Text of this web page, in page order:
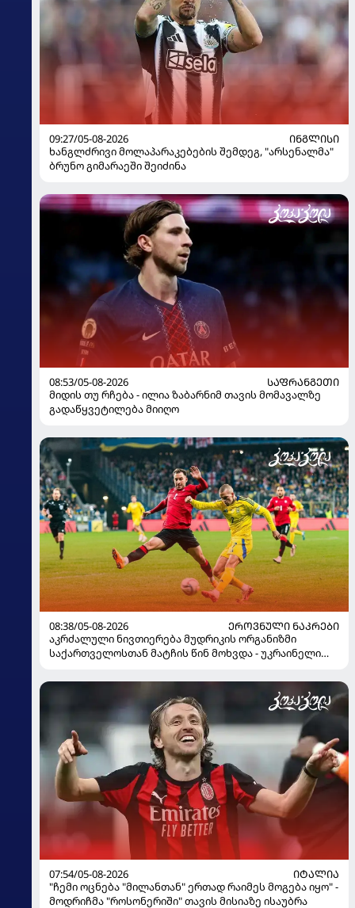
09:27/05-08-2026
ᲘᲜᲒᲚᲘᲡᲘ
ხანგლძრივი მოლაპარაკებების შემდეგ, "არსენალმა"
ბრუნო გიმარაეში შეიძინა
08:53/05-08-2026
ᲡᲐᲤᲠᲐᲜᲒᲔᲗᲘ
მიდის თუ რჩება - ილია ზაბარნიმ თავის მომავალზე
გადაწყვეტილება მიიღო
08:38/05-08-2026
ᲔᲠᲝᲕᲜᲣᲚᲘ ᲜᲐᲙᲠᲔᲑᲘ
აკრძალული ნივთიერება მუდრიკის ორგანიზმი
საქართველოსთან მატჩის წინ მოხვდა - უკრაინელი
ინფორმაციას ავრცელებს
07:54/05-08-2026
ᲘᲢᲐᲚᲘᲐ
"ჩემი ოცნება "მილანთან" ერთად რაიმეს მოგება იყო" -
მოდრიჩმა "როსონერიში" თავის მისიაზე ისაუბრა